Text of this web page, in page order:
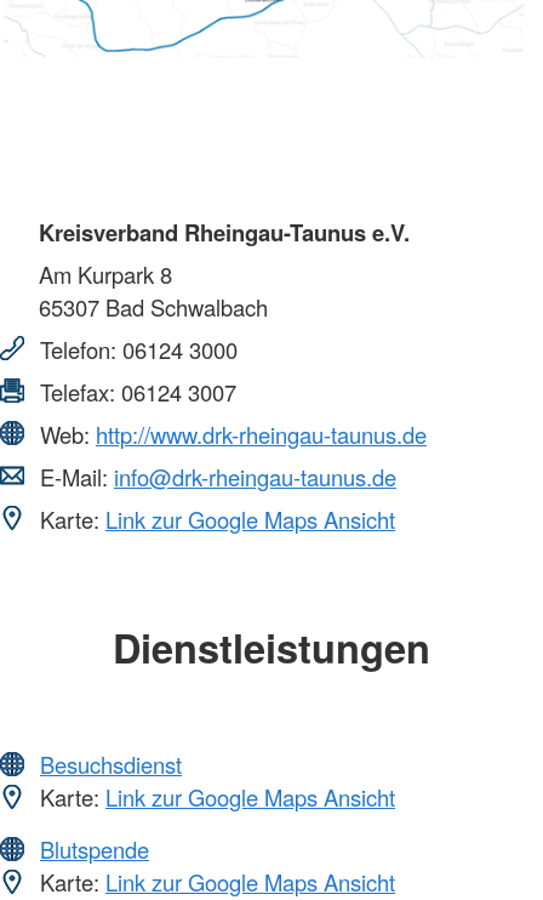
Kreisverband Rheingau-Taunus e.V.
Am Kurpark 8
65307 Bad Schwalbach
Telefon: 06124 3000
Telefax: 06124 3007
Web: http://www.drk-rheingau-taunus.de
E-Mail: info@drk-rheingau-taunus.de
Karte: Link zur Google Maps Ansicht
Dienstleistungen
Besuchsdienst
Karte: Link zur Google Maps Ansicht
Blutspende
Karte: Link zur Google Maps Ansicht